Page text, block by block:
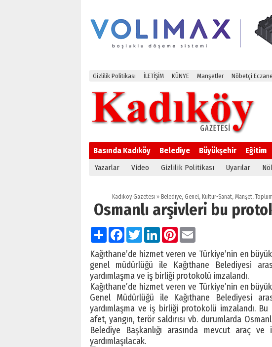
Gizlilik Politikası İLETİŞİM KÜNYE Manşetler Nöbetçi Eczane
Basında Kadıköy Belediye Büyükşehir Eğitim
Yazarlar Video Gizlilik Politikası Uyarılar
Kadıköy Gazetesi » Belediye, Genel, Kültür-Sanat, Manşet,Toplum
Osmanlı arşivleri bu
PaylaşFacebook
TwitterLinkedInPinterest
Kağıthane’de hizmet veren ve Türkiye’nin en
genel müdürlüğü ile Kağıthane Belediyesi
yardımlaşma ve iş birliği protokolü imzalandı.
Kağıthane’de hizmet veren ve Türkiye’nin en
Genel Müdürlüğü ile Kağıthane Belediyesi
yardımlaşma ve iş birliği protokolü imzalandı.
afet, yangın, terör saldırısı vb. durumlarda
Belediye Başkanlığı arasında mevcut araç
yardımlaşılacak.